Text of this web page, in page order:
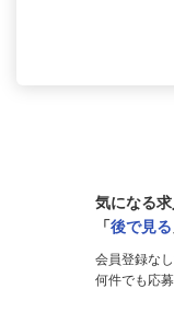
気になる
「後で見る
会員登録なし
何件でも応募